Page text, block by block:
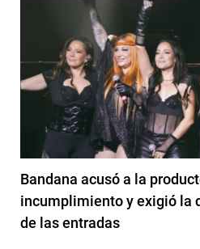
Bandana acusó a la
incumplimiento y exigió la
de las entradas